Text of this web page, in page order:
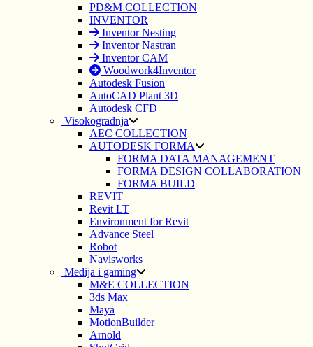
PD&M COLLECTION
INVENTOR
Inventor Nesting
Inventor Nastran
Inventor CAM
Woodwork4Inventor
Autodesk Fusion
AutoCAD Plant 3D
Autodesk CFD
Visokogradnja
AEC COLLECTION
AUTODESK FORMA
FORMA DATA MANAGEMENT
FORMA DESIGN COLLABORATION
FORMA BUILD
REVIT
Revit LT
Environment for Revit
Advance Steel
Robot
Navisworks
Medija i gaming
M&E COLLECTION
3ds Max
Maya
MotionBuilder
Arnold